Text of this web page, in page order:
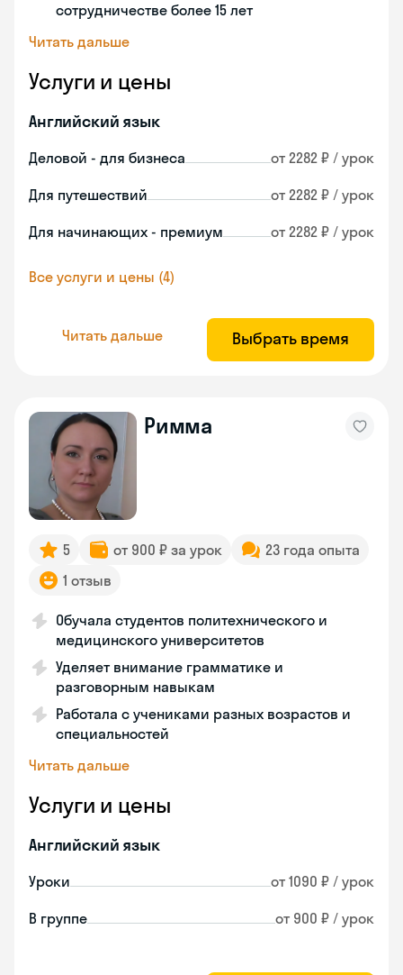
сотрудничестве более 15 лет
Читать дальше
Услуги и цены
Английский язык
Деловой - для бизнеса от 2282 ₽ / урок
Для путешествий от 2282 ₽ / урок
Для начинающих - премиум от 2282 ₽ / урок
Все услуги и цены (4)
Читать дальше Выбрать время
Римма
5 от 900 ₽ за урок
23 года опыта
1 отзыв
Обучала студентов политехнического и
медицинского университетов
Уделяет внимание грамматике и
разговорным навыкам
Работала с учениками разных возрастов и
специальностей
Читать дальше
Услуги и цены
Английский язык
Уроки от 1090 ₽ / урок
В группе от 900 ₽ / урок